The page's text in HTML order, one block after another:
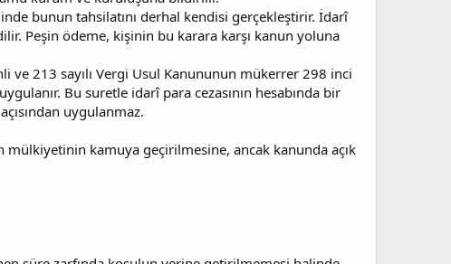
bunun tahsilatını derhal kendisi gerçekleştirir. İdarî
Peşin ödeme, kişinin bu karara karşı kanun yoluna
ve 213 sayılı Vergi Usul Kanununun mükerrer 298 inci
Bu suretle idarî para cezasının hesabında bir
uygulanmaz.
kamuya geçirilmesine, ancak kanunda açık